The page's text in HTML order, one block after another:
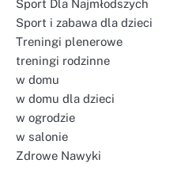
Sport Dla Najmłodszych
Sport i zabawa dla dzieci
Treningi plenerowe
treningi rodzinne
w domu
w domu dla dzieci
w ogrodzie
w salonie
Zdrowe Nawyki